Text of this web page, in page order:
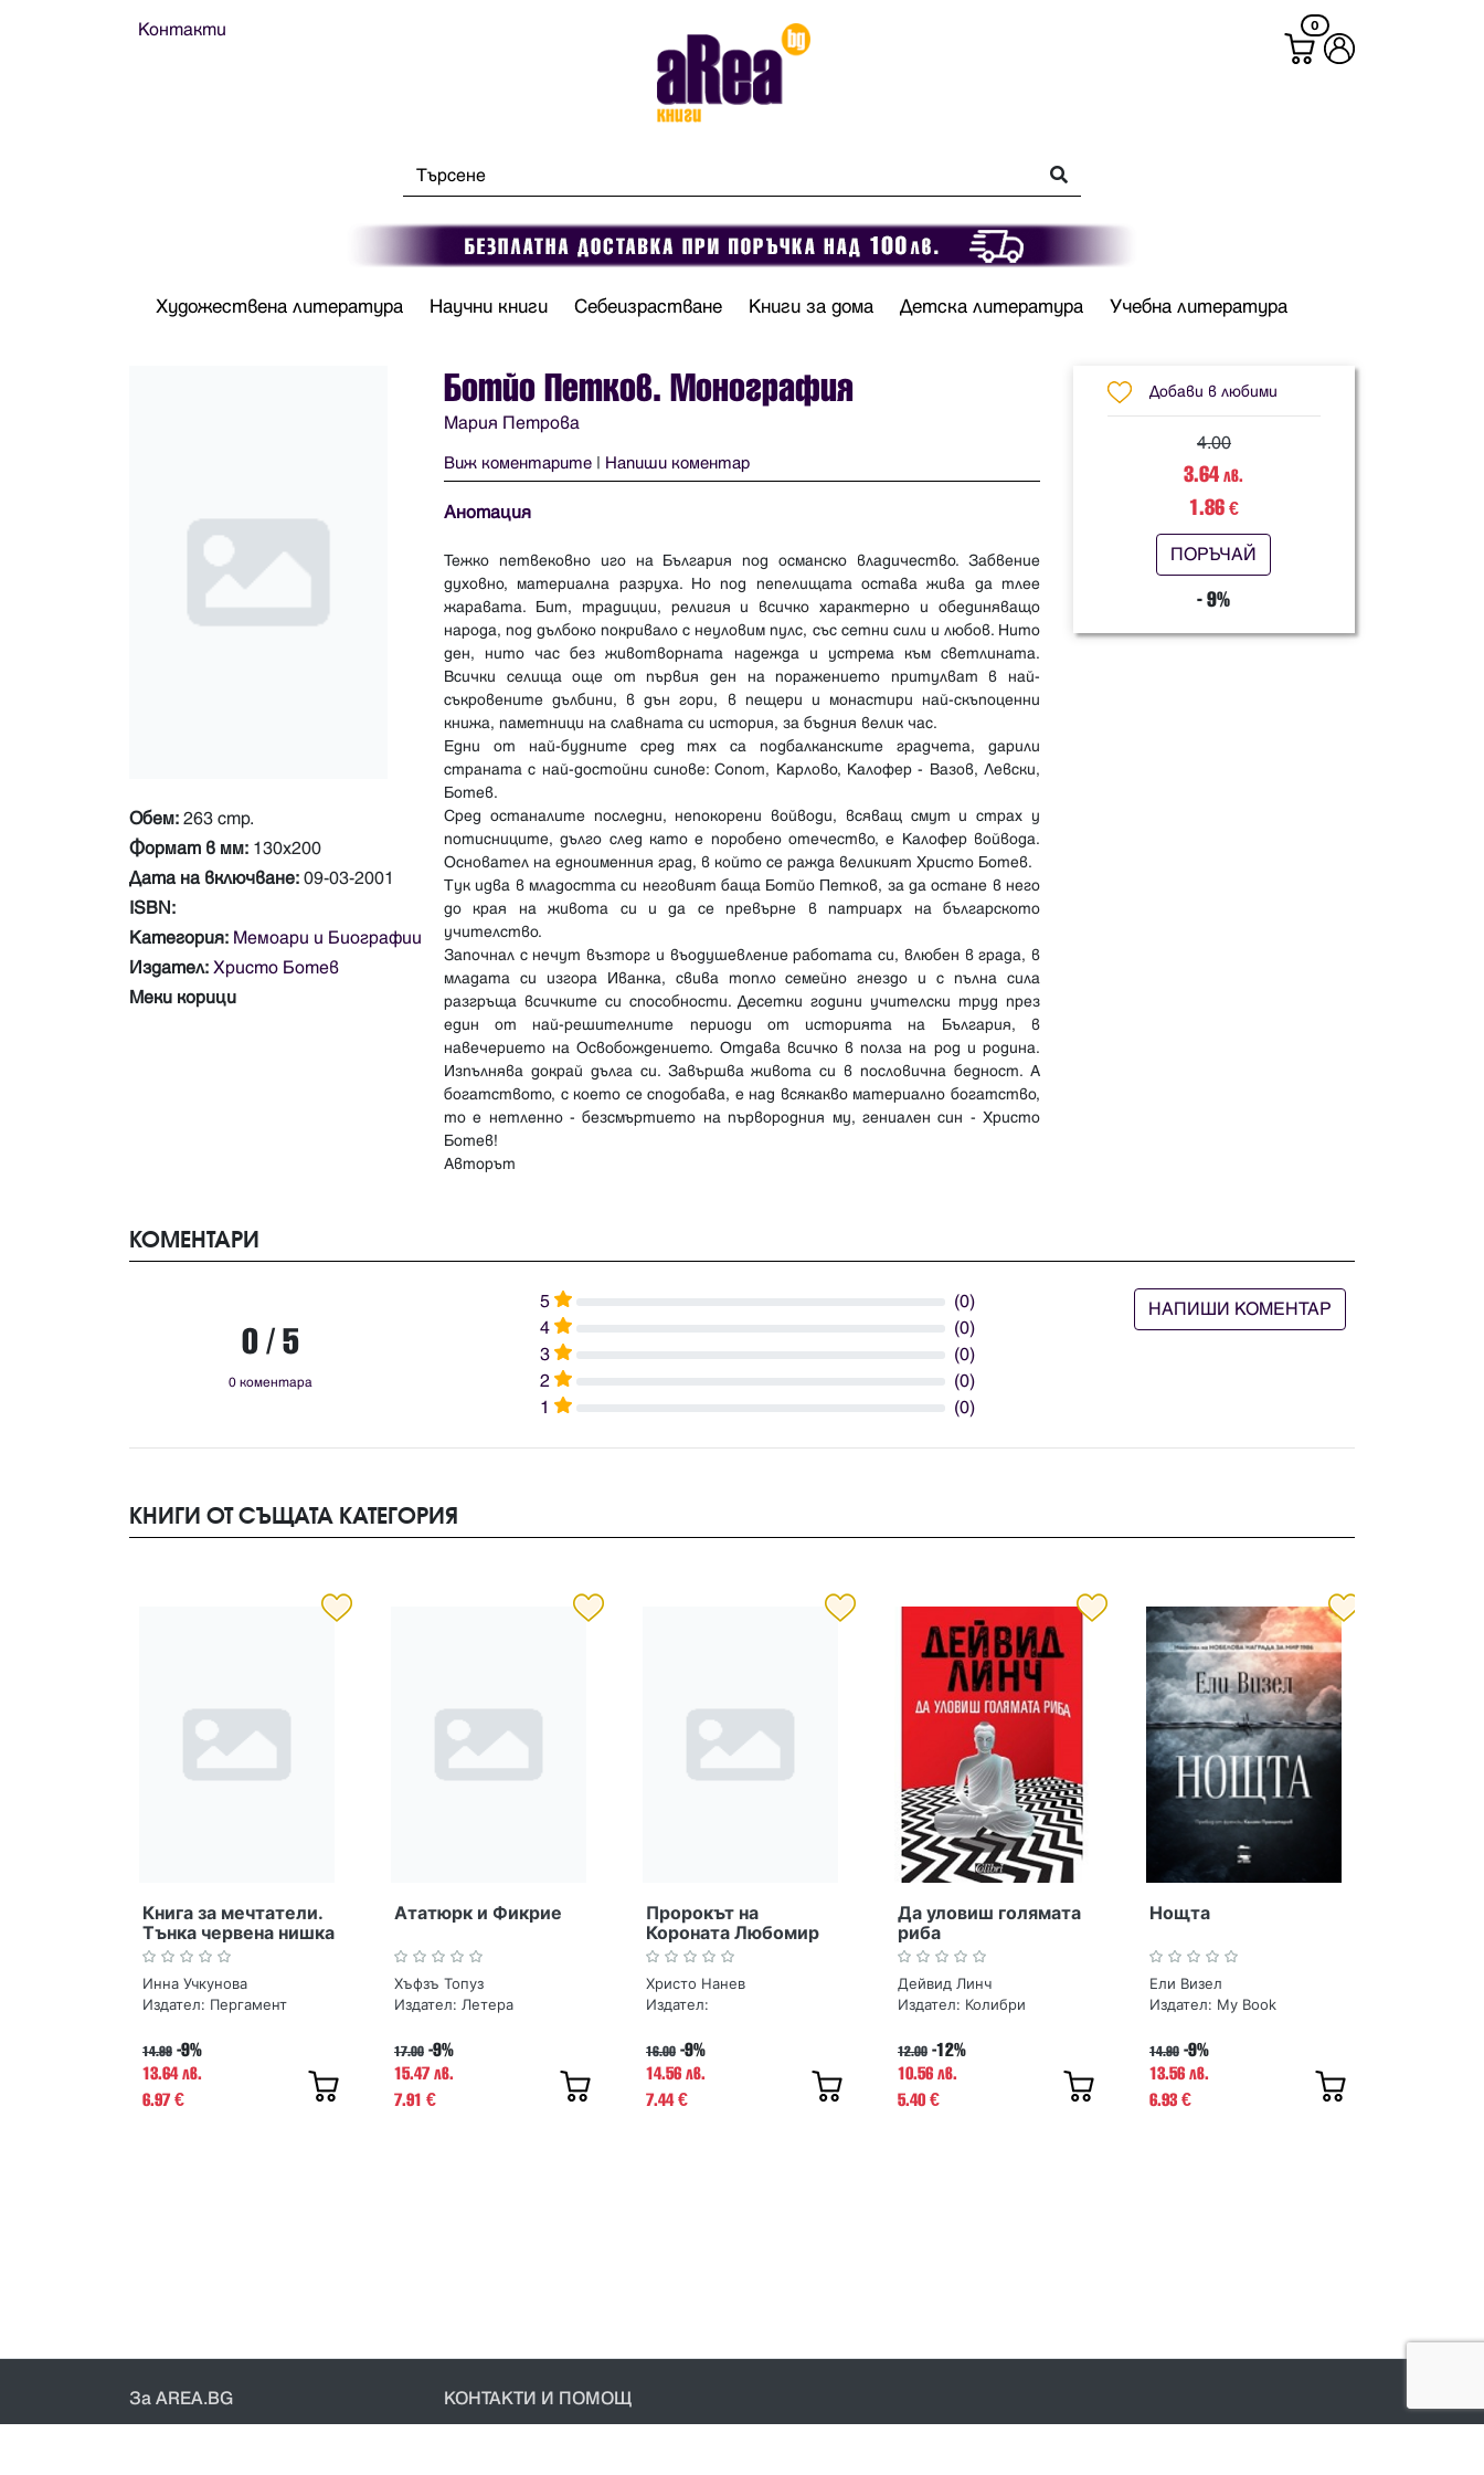
Контакти 0
Художествена литература Научни книги Себеизрастване Книги за дома Детска литература Учебна литература
Обем: 263 стр.
Формат в мм: 130х200
Дата на включване: 09-03-2001
ISBN:
Категория: Мемоари и Биографии
Издател: Христо Ботев
Меки корици
Ботйо Петков. Монография
Мария Петрова
Виж коментарите | Напиши коментар
Анотация
Тежко петвековно иго на България под османско владичество. Забвение
духовно, материална разруха. Но под пепелищата остава жива да тлее
жаравата. Бит, традиции, религия и всичко характерно и обединяващо
народа, под дълбоко покривало с неуловим пулс, със сетни сили и любов. Нито
ден, нито час без животворната надежда и устрема към светлината.
Всички селища още от първия ден на поражението притулват в най-
съкровените дълбини, в дън гори, в пещери и монастири най-скъпоценни
книжа, паметници на славната си история, за бъдния велик час.
Едни от най-будните сред тях са подбалканските градчета, дарили
страната с най-достойни синове: Сопот, Карлово, Калофер - Вазов, Левски,
Ботев.
Сред останалите последни, непокорени войводи, всяващ смут и страх у
потисниците, дълго след като е поробено отечество, е Калофер войвода.
Основател на едноименния град, в който се ражда великият Христо Ботев.
Тук идва в младостта си неговият баща Ботйо Петков, за да остане в него
до края на живота си и да се превърне в патриарх на българското
учителство.
Започнал с нечут възторг и въодушевление работата си, влюбен в града, в
младата си изгора Иванка, свива топло семейно гнездо и с пълна сила
разгръща всичките си способности. Десетки години учителски труд през
един от най-решителните периоди от историята на България, в
навечерието на Освобождението. Отдава всичко в полза на род и родина.
Изпълнява докрай дълга си. Завършва живота си в пословична бедност. А
богатството, с което се сподобава, е над всякакво материално богатство,
то е нетленно - безсмъртието на първородния му, гениален син - Христо
Ботев!
Авторът
Добави в любими
4.00
3.64 лв.
1.86€
ПОРЪЧАЙ
- 9%
КОМЕНТАРИ
0 / 5
0 коментара
5
(0)
4
(0)
3
(0)
2
(0)
1
(0)
НАПИШИ КОМЕНТАР
КНИГИ ОТ СЪЩАТА КАТЕГОРИЯ
Книга за мечтатели.
Тънка червена нишка
Инна Учкунова
Издател: Пергамент
14.99 -9%
13.64 лв.
6.97€
Ататюрк и Фикрие
Хъфзъ Топуз
Издател: Летера
17.00 -9%
15.47 лв.
7.91 €
Пророкът на
Короната Любомир
Лулчев. Книга 1
Христо Нанев
Издател:
16.00 -9%
14.56 лв.
7.44€
Да уловиш голямата
риба
Дейвид Линч
Издател: Колибри
12.00 -12%
10.56 лв.
5.40 €
Нощта
Ели Визел
Издател: My Book
14.90 -9%
13.56 лв.
6.93 €
За AREA.BG
КОНТАКТИ И ПОМОЩ